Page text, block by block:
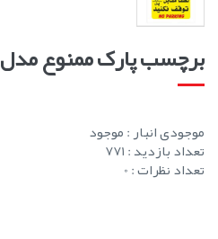
برچسب پارک ممنوع مدل NO PARKING
موجودی انبار :موجود
تعداد بازدید : 771
تعداد نظرات : 0